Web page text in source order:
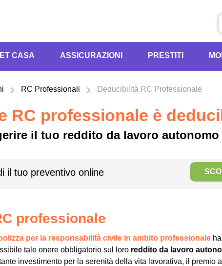
CASA ASSICURAZIONI PRESTITI
RC Professionali Deducibilità RC Professionale
RC professionale è
il tuo reddito da lavoro
il tuo preventivo online
professionale
per la responsabilità civile in ambito professionale
tale onere obbligatorio sul loro reddito da lavoro
investimento per la serenità della vita lavorativa, il premio